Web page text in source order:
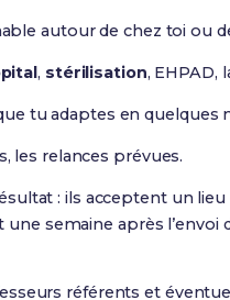
autour de chez toi ou
, stérilisation, EHPAD,
tu adaptes en quelques
les relances prévues.
: ils acceptent un
semaine après l’envoi
référents et